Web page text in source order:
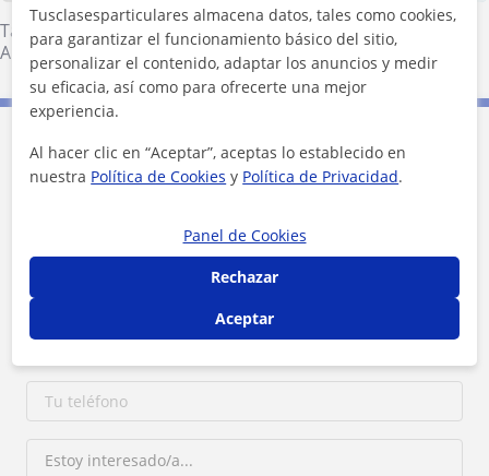
Tavernes Blanques·Bonrepòs I Mirambell· Almàssera
Alboraya
Contacta con Mariano
Tusclasesparticulares almacena datos, tales como cookies,
para garantizar el funcionamiento básico del sitio,
personalizar el contenido, adaptar los anuncios y medir
su eficacia, así como para ofrecerte una mejor
experiencia.
Al hacer clic en “Aceptar”, aceptas lo establecido en
nuestra Política de Cookies y Política de Privacidad.
Panel de Cookies
Rechazar
Aceptar